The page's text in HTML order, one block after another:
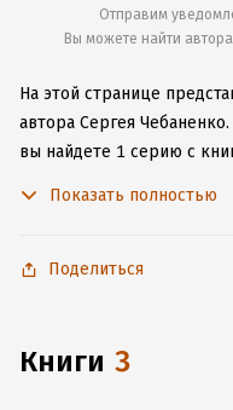
Отправим
Вы можете найти
На этой странице
автора Сергея Чебаненко.
вы найдете 1 серию с
не расставаться с
Показать полностью
Поделиться
книги 3